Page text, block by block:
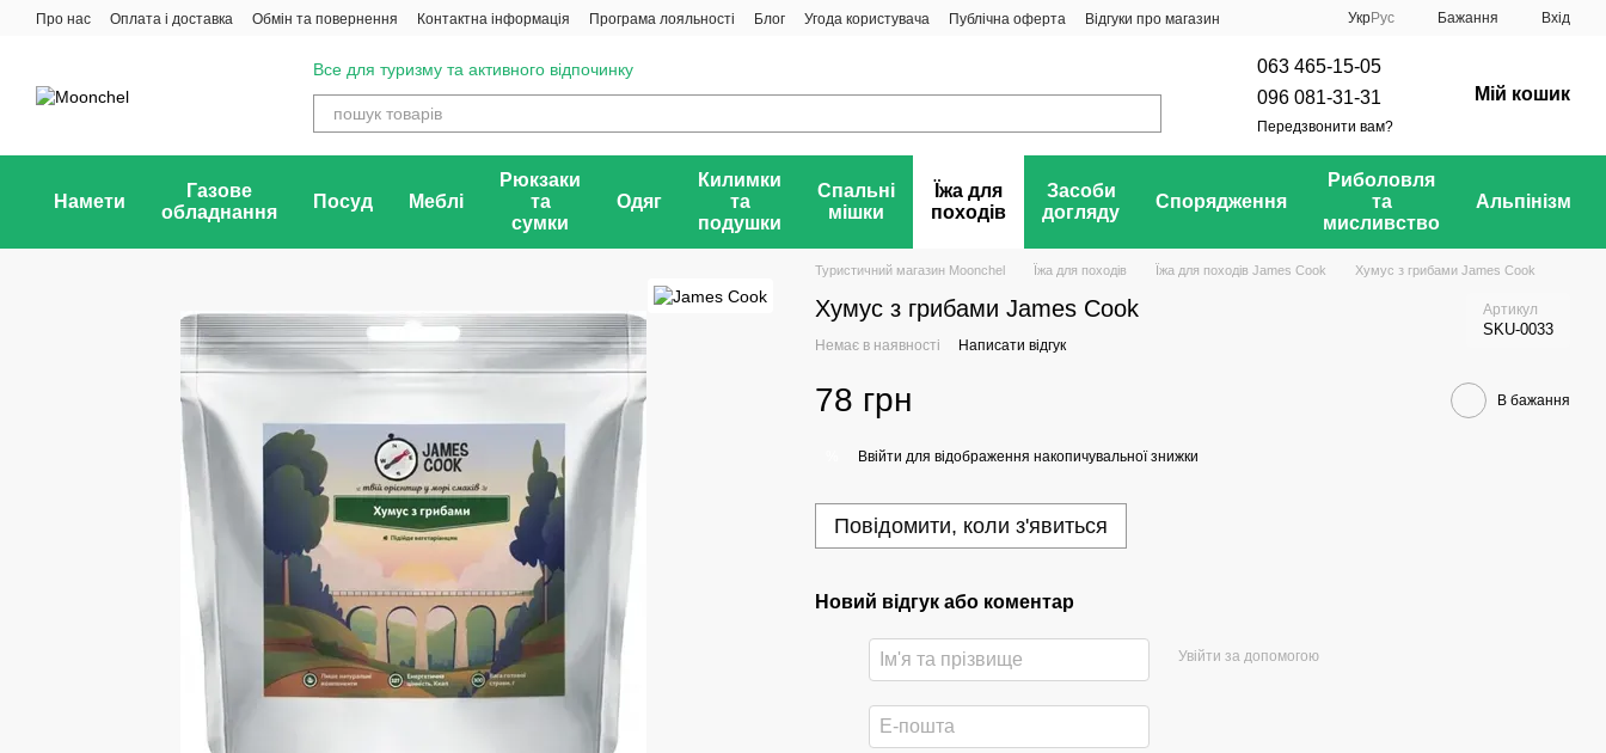
Перейти до основного контенту
Про нас Оплата і доставка Обмін та повернення Контактна інформація Програма лояльності Блог Угода користувача Публічна оферта Відгуки про магазин УкрРус Бажання Вхід
Все для туризму та активного відпочинку
063 465-15-05
096 081-31-31
Передзвонити вам?
Мій кошик
Намети
Газове
обладнання
Посуд Меблі
Рюкзаки
та
сумки
Одяг
Килимки
та
подушки
Спальні
мішки
Їжа для
походів
Засоби
догляду
Спорядження
Риболовля
та
мисливство
Альпінізм
Туристичний магазин Moonchel Їжа для походів Їжа для походів James Cook Хумус з грибами James Cook
Хумус з грибами James Cook Артикул
SKU-0033
Немає в наявності Написати відгук
78 грн В бажання
Ввійти для відображення накопичувальної знижки
Повідомити, коли з'явиться
Новий відгук або коментар
Увійти за допомогою